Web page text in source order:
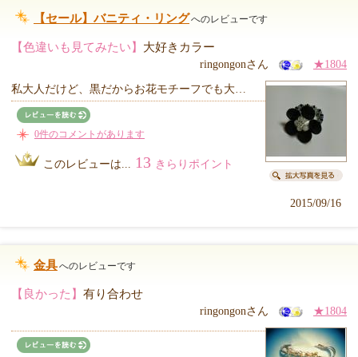
【セール】バニティ・リングへのレビューです
【色違いも見てみたい】 大好きカラー
ringongonさん ★1804
私大人だけど、黒だからお花モチーフでも大…
0件のコメントがあります
このレビューは... 13 きらりポイント
2015/09/16
金具へのレビューです
【良かった】 有り合わせ
ringongonさん ★1804